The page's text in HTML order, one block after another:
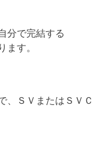
分で完結する
ます。
、ＳＶまたはＳＶＣ